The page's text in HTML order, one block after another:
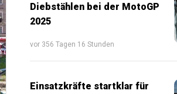
Diebstählen bei der MotoGP
2025
vor 356 Tagen 16 Stunden
Einsatzkräfte startklar für